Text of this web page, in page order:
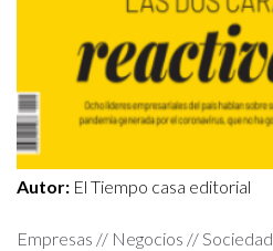
Autor: El Tiempo casa editorial
Empresas // Negocios //